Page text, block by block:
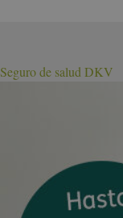
Seguro de salud DKV